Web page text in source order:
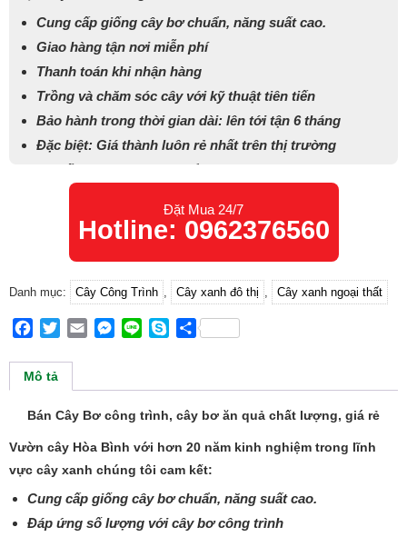
Cung cấp giống cây bơ chuẩn, năng suất cao.
Giao hàng tận nơi miễn phí
Thanh toán khi nhận hàng
Trồng và chăm sóc cây với kỹ thuật tiên tiến
Bảo hành trong thời gian dài: lên tới tận 6 tháng
Đặc biệt: Giá thành luôn rẻ nhất trên thị trường
Tư vấn cách chăm sóc để cây bơ cho trái sai, mang lại
giá trị kinh tế cao.
Đặt Mua 24/7
Hotline: 0962376560
Danh mục: Cây Công Trình , Cây xanh đô thị , Cây xanh ngoại thất
Facebook
TwitterEmailMessenger
Line SkypeShare
Mô tả
Bán Cây Bơ công trình, cây bơ ăn quả chất lượng, giá rẻ
Vườn cây Hòa Bình với hơn 20 năm kinh nghiệm trong lĩnh
vực cây xanh chúng tôi cam kết:
Cung cấp giống cây bơ chuẩn, năng suất cao.
Đáp ứng số lượng với cây bơ công trình